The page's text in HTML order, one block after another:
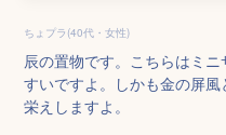
ちょプラ(40代・女性)
辰の置物です。こちらはミ
すいですよ。しかも金の屏
栄えしますよ。